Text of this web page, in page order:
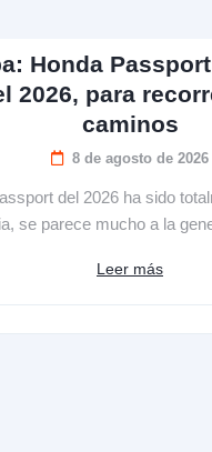
Honda
2026, para
caminos
8 de agosto de 2026
del 2026 ha sido
se parece mucho a la
Leer más